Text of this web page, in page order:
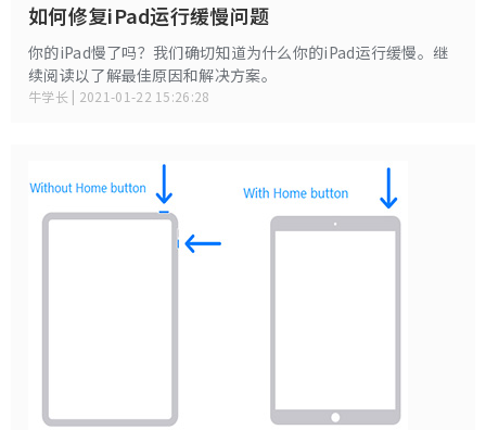
如何修复iPad运行缓慢问题
你的iPad慢了吗？我们确切知道为什么你的iPad运行缓慢。继
续阅读以了解最佳原因和解决方案。
牛学长 | 2021-01-22 15:26:28